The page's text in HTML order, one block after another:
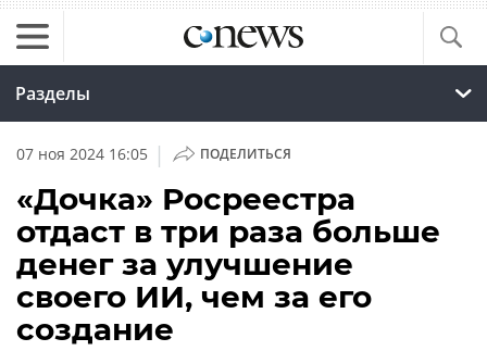
Разделы
07 ноя 2024 16:05 | ПОДЕЛИТЬСЯ
«Дочка» Росреестра
отдаст в три раза больше
денег за улучшение
своего ИИ, чем за его
создание